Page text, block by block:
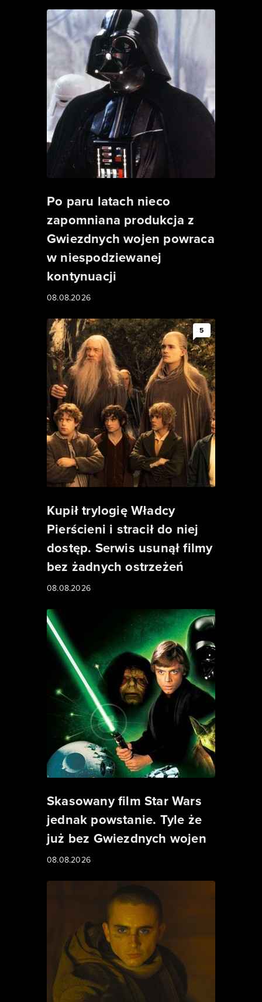
Po paru latach nieco
zapomniana produkcja z
Gwiezdnych wojen powraca
w niespodziewanej
kontynuacji
08.08.2026
5
Kupił trylogię Władcy
Pierścieni i stracił do niej
dostęp. Serwis usunął filmy
bez żadnych ostrzeżeń
08.08.2026
Skasowany film Star Wars
jednak powstanie. Tyle że
już bez Gwiezdnych wojen
08.08.2026